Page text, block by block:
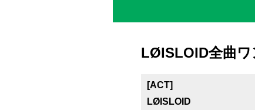
LØISLOID全曲ワ
[ACT]
LØISLOID